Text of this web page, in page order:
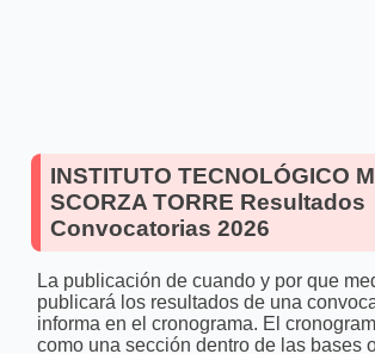
INSTITUTO TECNOLÓGICO
SCORZA TORRE Resultados
Convocatorias 2026
La publicación de cuando y por que
publicará los resultados de una
informa en el cronograma. El
como una sección dentro de las bases